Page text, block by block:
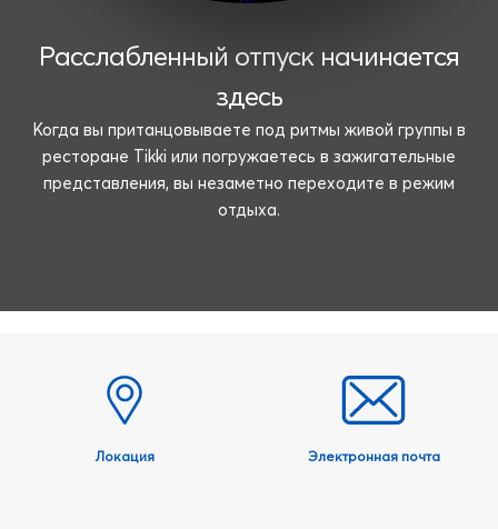
Расслабленный отпуск начинается
здесь
Когда вы пританцовываете под ритмы живой группы в
ресторане Tikki или погружаетесь в зажигательные
представления, вы незаметно переходите в режим
отдыха.
Локация Электронная почта